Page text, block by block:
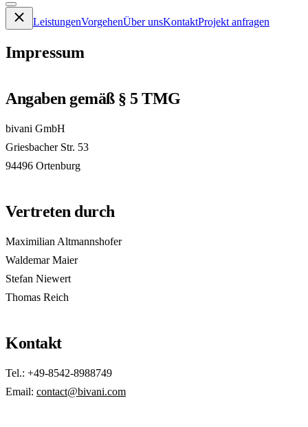
LeistungenVorgehenÜber unsKontaktProjekt anfragen
Impressum
Angaben gemäß § 5 TMG
bivani GmbH
Griesbacher Str. 53
94496 Ortenburg
Vertreten durch
Maximilian Altmannshofer
Waldemar Maier
Stefan Niewert
Thomas Reich
Kontakt
Tel.: +49-8542-8988749
Email: contact@bivani.com